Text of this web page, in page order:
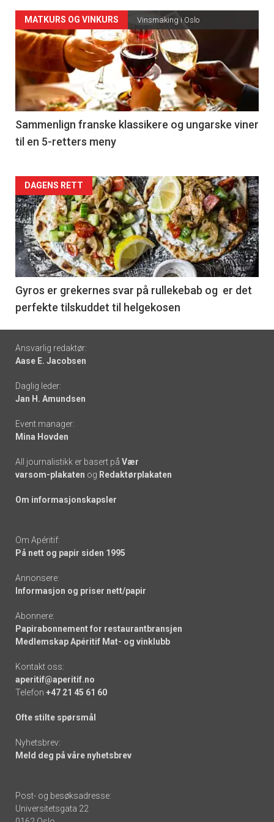
Forsiden
akkurat
nå
-
5
MATKURS OG VINKURS Vinsmaking i Oslo
Sammenlign franske klassikere og ungarske viner
til en 5-retters meny
Forsiden
akkurat
nå
-
6
DAGENS RETT
Gyros er grekernes svar på rullekebab og er det
perfekte tilskuddet til helgekosen
Footer
-
links
Ansvarlig redaktør:
Aase E. Jacobsen
Daglig leder:
Jan H. Amundsen
Event manager:
Mina Hovden
All journalistikk er basert på Vær
varsom-plakaten og Redaktørplakaten
Om informasjonskapsler
Om Apéritif:
På nett og papir siden 1995
Annonsere:
Informasjon og priser nett/papir
Abonnere:
Papirabonnement for restaurantbransjen
Medlemskap Apéritif Mat- og vinklubb
Kontakt oss:
aperitif@aperitif.no
Telefon +47 21 45 61 60
Ofte stilte spørsmål
Nyhetsbrev:
Meld deg på våre nyhetsbrev
Post- og besøksadresse:
Universitetsgata 22